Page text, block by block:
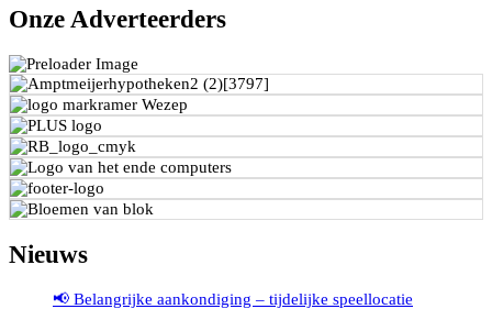
Onze Adverteerders
Nieuws
📢 Belangrijke aankondiging – tijdelijke speellocatie